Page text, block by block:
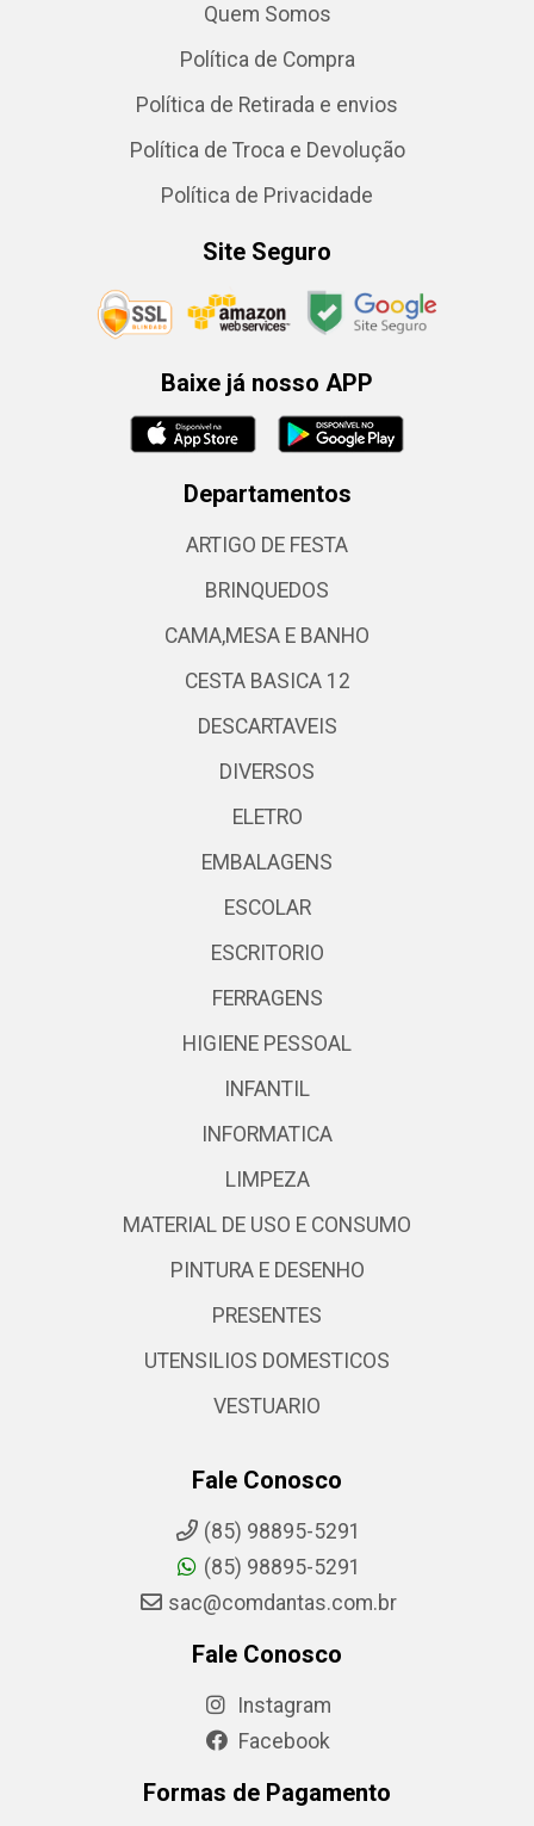
Quem Somos
Política de Compra
Política de Retirada e envios
Política de Troca e Devolução
Política de Privacidade
Site Seguro
Baixe já nosso APP
Departamentos
ARTIGO DE FESTA
BRINQUEDOS
CAMA,MESA E BANHO
CESTA BASICA 12
DESCARTAVEIS
DIVERSOS
ELETRO
EMBALAGENS
ESCOLAR
ESCRITORIO
FERRAGENS
HIGIENE PESSOAL
INFANTIL
INFORMATICA
LIMPEZA
MATERIAL DE USO E CONSUMO
PINTURA E DESENHO
PRESENTES
UTENSILIOS DOMESTICOS
VESTUARIO
Fale Conosco
(85) 98895-5291
(85) 98895-5291
sac@comdantas.com.br
Fale Conosco
Instagram
Facebook
Formas de Pagamento